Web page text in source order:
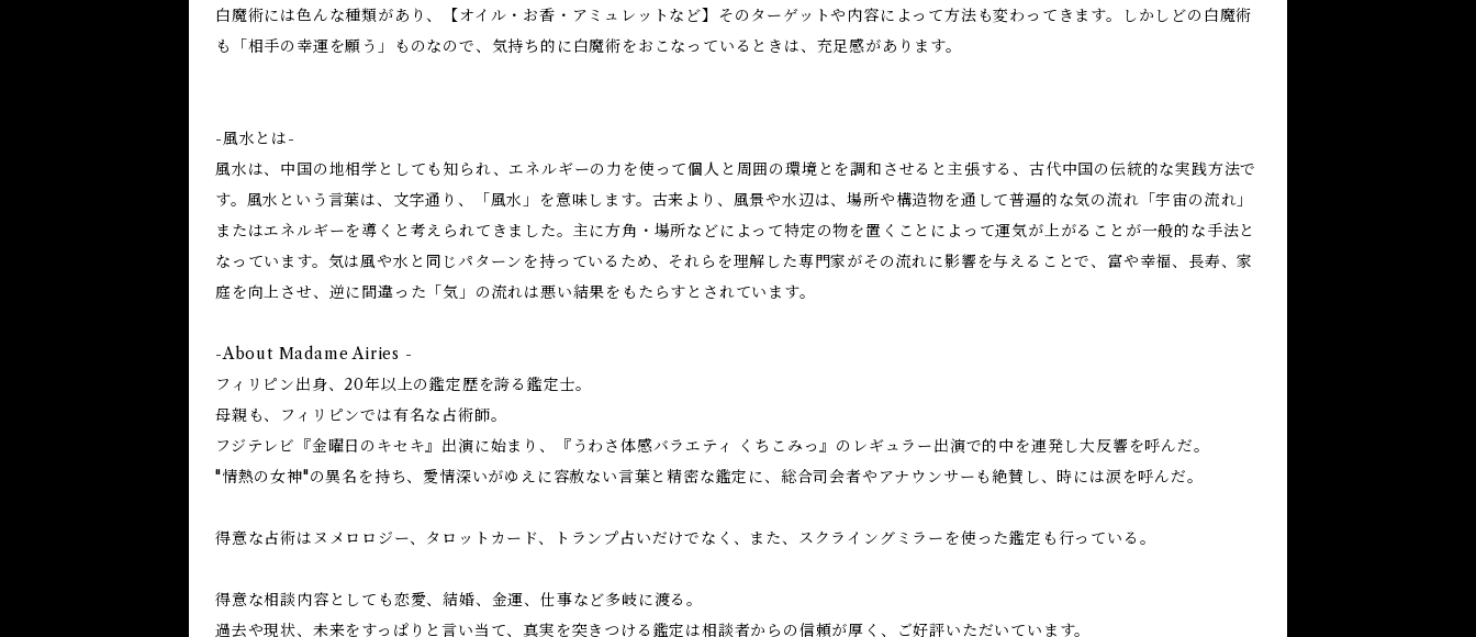
白魔術には色んな種類があり、【オイル・お香・アミュレットなど】そのターゲットや内容によって方法も変わってきます。しかしどの白魔術
も「相手の幸運を願う」ものなので、気持ち的に白魔術をおこなっているときは、充足感があります。
-風水とは-
風水は、中国の地相学としても知られ、エネルギーの力を使って個人と周囲の環境とを調和させると主張する、古代中国の伝統的な実践方法で
す。風水という言葉は、文字通り、「風水」を意味します。古来より、風景や水辺は、場所や構造物を通して普遍的な気の流れ「宇宙の流れ」
またはエネルギーを導くと考えられてきました。主に方角・場所などによって特定の物を置くことによって運気が上がることが一般的な手法と
なっています。気は風や水と同じパターンを持っているため、それらを理解した専門家がその流れに影響を与えることで、富や幸福、長寿、家
庭を向上させ、逆に間違った「気」の流れは悪い結果をもたらすとされています。
-About Madame Airies -
フィリピン出身、20年以上の鑑定歴を誇る鑑定士。
母親も、フィリピンでは有名な占術師。
フジテレビ『金曜日のキセキ』出演に始まり、『うわさ体感バラエティ くちこみっ』のレギュラー出演で的中を連発し大反響を呼んだ。
"情熱の女神"の異名を持ち、愛情深いがゆえに容赦ない言葉と精密な鑑定に、総合司会者やアナウンサーも絶賛し、時には涙を呼んだ。
得意な占術はヌメロロジー、タロットカード、トランプ占いだけでなく、また、スクライングミラーを使った鑑定も行っている。
得意な相談内容としても恋愛、結婚、金運、仕事など多岐に渡る。
過去や現状、未来をすっぱりと言い当て、真実を突きつける鑑定は相談者からの信頼が厚く、ご好評いただいています。